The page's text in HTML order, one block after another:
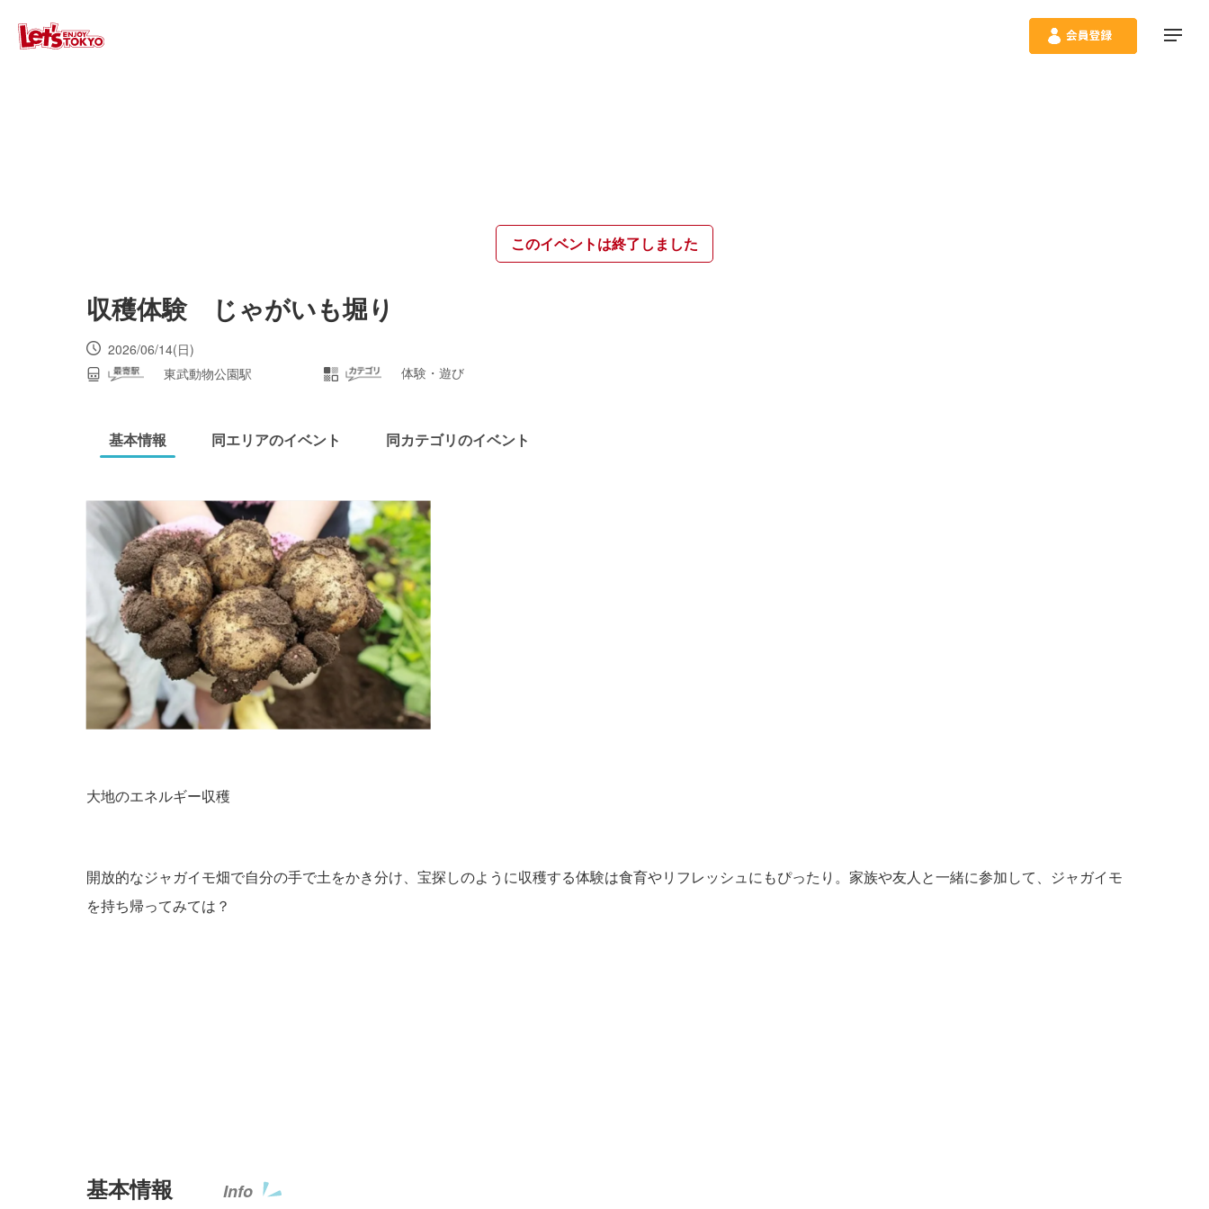
このイベントは終了しました
収穫体験 じゃがいも堀り
2026/06/14(日)
東武動物公園駅
体験・遊び
基本情報 同エリアのイベント 同カテゴリのイベント
大地のエネルギー収穫
開放的なジャガイモ畑で自分の手で土をかき分け、宝探しのように収穫する体験は食育やリフレッシュにもぴったり。家族や友人と一緒に参加して、ジャガイモ
を持ち帰ってみては？
基本情報 Info